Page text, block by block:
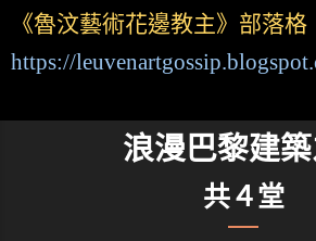
《魯汶藝術花邊教主》部落格
https://
浪漫巴黎建
共４堂